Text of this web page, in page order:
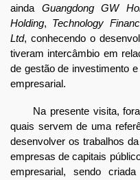
ainda Guangdong GW
Holding, Technology
Ltd, conhecendo o
tiveram intercâmbio em
de gestão de investimento
empresarial.
Na presente visita,
quais servem de uma
desenvolver os trabalhos
empresas de capitais
empresarial, sendo